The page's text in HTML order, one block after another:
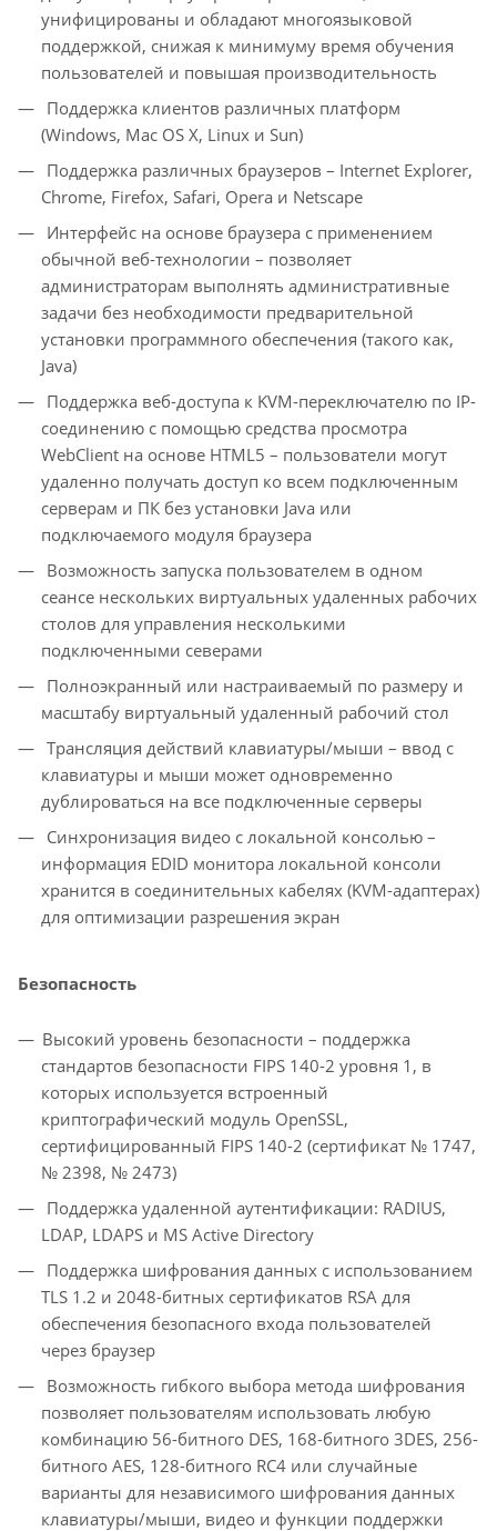
унифицированы и обладают многоязыковой
поддержкой, снижая к минимуму время обучения
пользователей и повышая производительность
Поддержка клиентов различных платформ
(Windows, Mac OS X, Linux и Sun)
Поддержка различных браузеров – Internet Explorer,
Chrome, Firefox, Safari, Opera и Netscape
Интерфейс на основе браузера с применением
обычной веб-технологии – позволяет
администраторам выполнять административные
задачи без необходимости предварительной
установки программного обеспечения (такого как,
Java)
Поддержка веб-доступа к KVM-переключателю по IP-
соединению с помощью средства просмотра
WebClient на основе HTML5 – пользователи могут
удаленно получать доступ ко всем подключенным
серверам и ПК без установки Java или
подключаемого модуля браузера
Возможность запуска пользователем в одном
сеансе нескольких виртуальных удаленных рабочих
столов для управления несколькими
подключенными северами
Полноэкранный или настраиваемый по размеру и
масштабу виртуальный удаленный рабочий стол
Трансляция действий клавиатуры/мыши – ввод с
клавиатуры и мыши может одновременно
дублироваться на все подключенные серверы
Синхронизация видео с локальной консолью –
информация EDID монитора локальной консоли
хранится в соединительных кабелях (KVM-адаптерах)
для оптимизации разрешения экран
Безопасность
Высокий уровень безопасности – поддержка
стандартов безопасности FIPS 140-2 уровня 1, в
которых используется встроенный
криптографический модуль OpenSSL,
сертифицированный FIPS 140-2 (сертификат № 1747,
№ 2398, № 2473)
Поддержка удаленной аутентификации: RADIUS,
LDAP, LDAPS и MS Active Directory
Поддержка шифрования данных с использованием
TLS 1.2 и 2048-битных сертификатов RSA для
обеспечения безопасного входа пользователей
через браузер
Возможность гибкого выбора метода шифрования
позволяет пользователям использовать любую
комбинацию 56-битного DES, 168-битного 3DES, 256-
битного AES, 128-битного RC4 или случайные
варианты для независимого шифрования данных
клавиатуры/мыши, видео и функции поддержки